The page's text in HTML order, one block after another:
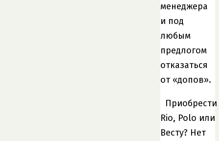
менеджера
и под
любым
предлогом
отказаться
от «допов».
Приобрести
Rio, Polo или
Весту? Нет